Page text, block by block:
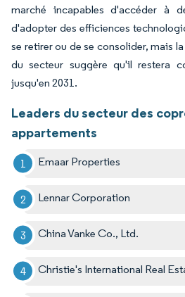
marché incapables d'accéder à
d'adopter des efficiences
se retirer ou de se consolider, mais
du secteur suggère qu'il restera
jusqu'en 2031.
Leaders du secteur des
appartements
Emaar Properties
Lennar Corporation
China Vanke Co., Ltd.
Christie's International Real